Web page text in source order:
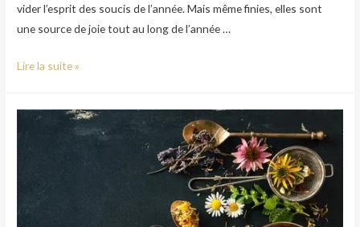
vider l’esprit des soucis de l’année. Mais même finies, elles sont
une source de joie tout au long de l’année …
Lire la suite »